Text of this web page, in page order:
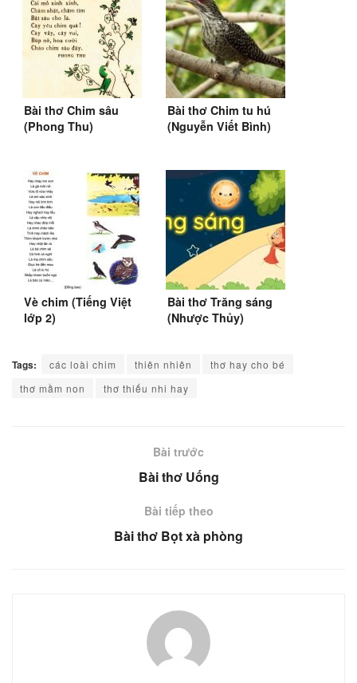
Bài thơ Chim sâu
(Phong Thu)
Bài thơ Chim tu hú
(Nguyễn Viết Bình)
Vè chim (Tiếng Việt
lớp 2)
Bài thơ Trăng sáng
(Nhược Thủy)
Tags: các loài chim thiên nhiên
thơ hay cho bé
thơ mầm non
thơ thiếu nhi hay
Bài trước
Bài thơ Uống
Bài tiếp theo
Bài thơ Bọt xà phòng